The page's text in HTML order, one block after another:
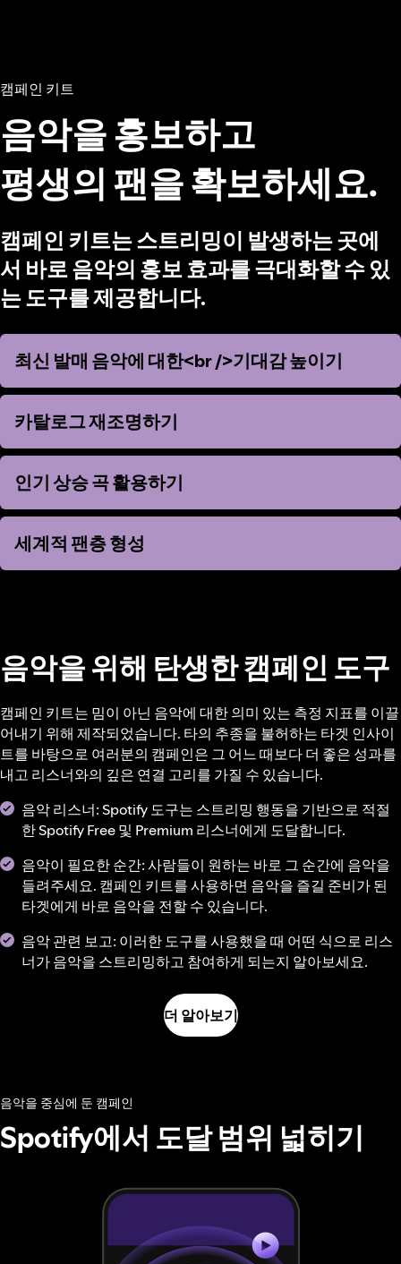
캠페인 키트
음악을 홍보하고
평생의 팬을 확보하세요.
캠페인 키트는 스트리밍이 발생하는 곳에
서 바로 음악의 홍보 효과를 극대화할 수 있
는 도구를 제공합니다.
최신 발매 음악에 대한<br />기대감 높이기
최신 발매 음악에 대한<br />기대감 높이기
카탈로그 재조명하기
카탈로그 재조명하기
인기 상승 곡 활용하기
인기 상승 곡 활용하기
세계적 팬층 형성
세계적 팬층 형성
음악을 위해 탄생한 캠페인 도구
캠페인 키트는 밈이 아닌 음악에 대한 의미 있는 측정 지표를 이끌
어내기 위해 제작되었습니다. 타의 추종을 불허하는 타겟 인사이
트를 바탕으로 여러분의 캠페인은 그 어느 때보다 더 좋은 성과를
내고 리스너와의 깊은 연결 고리를 가질 수 있습니다.
음악 리스너: Spotify 도구는 스트리밍 행동을 기반으로 적절
한 Spotify Free 및 Premium 리스너에게 도달합니다.
음악이 필요한 순간: 사람들이 원하는 바로 그 순간에 음악을
들려주세요. 캠페인 키트를 사용하면 음악을 즐길 준비가 된
타겟에게 바로 음악을 전할 수 있습니다.
음악 관련 보고: 이러한 도구를 사용했을 때 어떤 식으로 리스
너가 음악을 스트리밍하고 참여하게 되는지 알아보세요.
더 알아보기
음악을 중심에 둔 캠페인
Spotify에서 도달 범위 넓히기